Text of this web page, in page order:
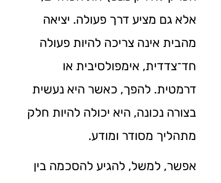
אלא גם מציע דרך פעולה. יציאה
מהבית אינה צריכה להיות פעולה
חד־צדדית, אימפולסיבית או
דרמטית. להפך, כאשר היא נעשית
בצורה נכונה, היא יכולה להיות חלק
מתהליך מסודר ומודע.
אפשר, למשל, להגיע להסכמה בין